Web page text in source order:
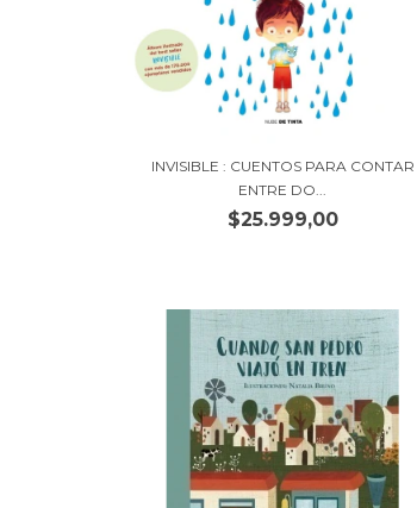
INVISIBLE : CUENTOS PARA CONTAR
ENTRE DO...
$25.999,00